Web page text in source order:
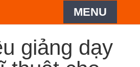
giảng dạy